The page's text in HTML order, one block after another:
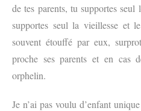
de tes parents, tu supportes
supportes seul la vieillesse et
souvent étouffé par eux,
proche ses parents et en cas
orphelin.
Je n’ai pas voulu d’enfant